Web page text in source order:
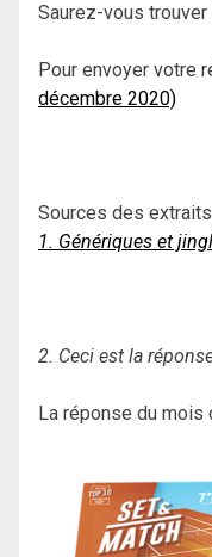
Saurez-vous
Pour envoyer votre
décembre 2020)
Sources des
1. Génériques et
2. Ceci est la
La réponse du mois